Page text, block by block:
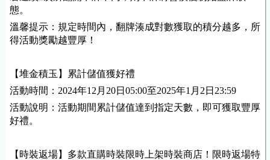
態。
溫馨提示：規定時間內，翻牌湊成對數獲取的積分越多，所
得活動獎勵越豐厚！
【堆金積玉】累計儲值獲好禮
活動時間：2024年12月20日05:00至2025年1月2日23:59
活動說明：活動期間累計儲值達到指定天數，即可獲取豐厚
好禮。
【時裝返場】多款直購時裝限時上架時裝商店！限時返場特